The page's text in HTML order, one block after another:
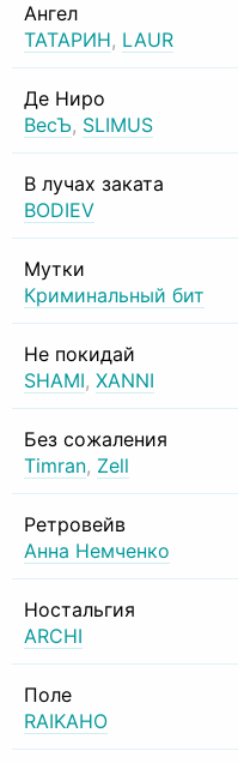
Ангел
ТАТАРИН, LAUR
Де Ниро
ВесЪ, SLIMUS
В лучах заката
BODIEV
Мутки
Криминальный бит
Не покидай
SHAMI, XANNI
Без сожаления
Timran, Zell
Ретровейв
Анна Немченко
Ностальгия
ARCHI
Поле
RAIKAHO